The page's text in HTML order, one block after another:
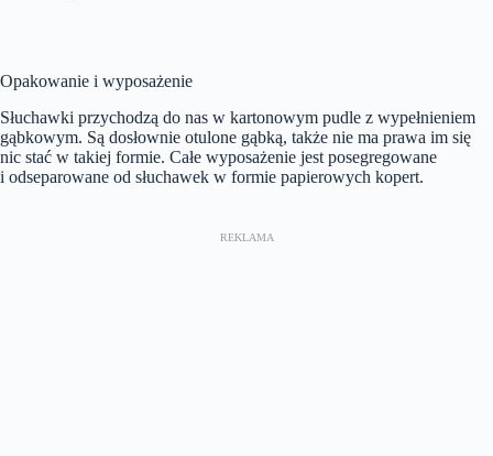
Opakowanie i wyposażenie
Słuchawki przychodzą do nas w kartonowym pudle z wypełnieniem
gąbkowym. Są dosłownie otulone gąbką, także nie ma prawa im się
nic stać w takiej formie. Całe wyposażenie jest posegregowane
i odseparowane od słuchawek w formie papierowych kopert.